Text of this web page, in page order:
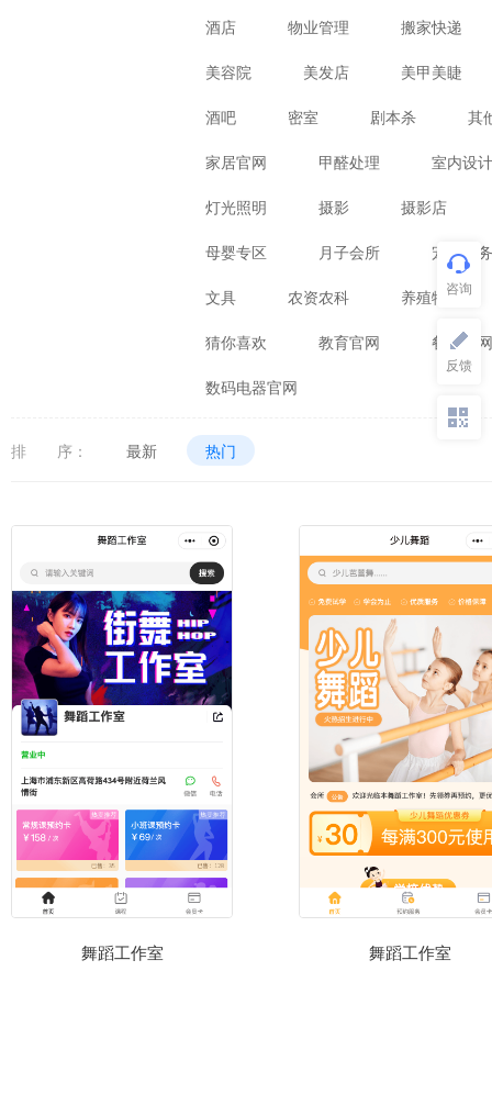
酒店 物业管理 搬家快递
美容院 美发店 美甲美睫
酒吧 密室 剧本杀 其
家居官网 甲醛处理 室内设计
灯光照明 摄影 摄影店
母婴专区 月子会所 宠物服务
文具 农资农科 养殖牲畜
猜你喜欢 教育官网 餐饮官网
数码电器官网
排 序： 最新 热门
舞蹈工作室 舞蹈工作室